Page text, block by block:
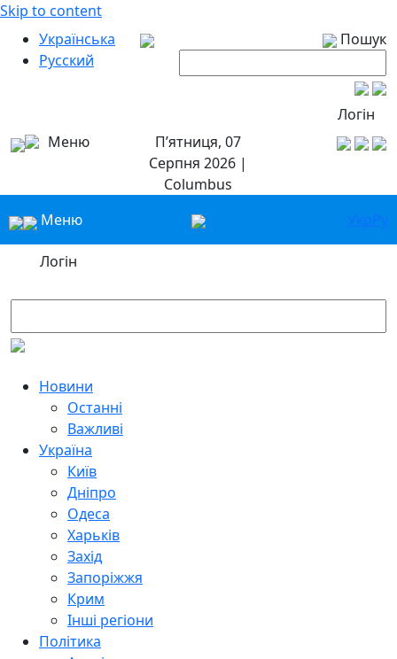
Skip to content
Українська
Русский
Пошук
Логін
Меню
П’ятниця, 07
Серпня 2026 |
Columbus
Меню
УкрРу
Логін
Новини
Останні
Важливі
Україна
Київ
Дніпро
Одеса
Харьків
Захід
Запоріжжя
Крим
Інші регіони
Політика